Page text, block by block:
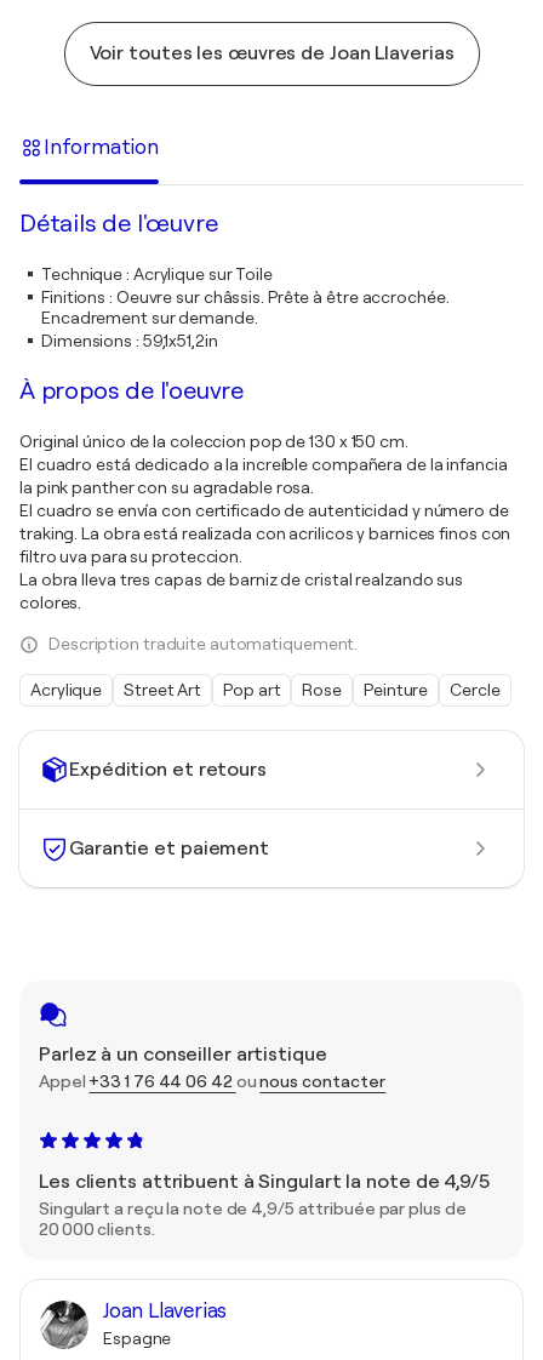
Expédition et retours
Garantie et paiement
Parlez à un conseiller artistique
Appel +33 1 76 44 06 42 ounous contacter
Les clients attribuent à Singulart la note de 4,9/5
Singulart a reçu la note de 4,9/5 attribuée par plus de
20 000 clients.
Joan Llaverias
Espagne
Voir toutes les œuvres de Joan Llaverias
Information
Détails de l'œuvre
Technique: Acrylique sur Toile
Finitions : Oeuvre sur châssis. Prête à être accrochée.
Encadrement sur demande.
Dimensions : 59,1x51,2in
À propos de l'oeuvre
Original único de la coleccion pop de 130 x 150 cm.
El cuadro está dedicado a la increíble compañera de la infancia
la pink panther con su agradable rosa.
El cuadro se envía con certificado de autenticidad y número de
traking. La obra está realizada con acrilicos y barnices finos con
filtro uva para su proteccion.
La obra lleva tres capas de barniz de cristal realzando sus
colores.
Description traduite automatiquement.
Acrylique Street Art Pop art Rose Peinture Cercle